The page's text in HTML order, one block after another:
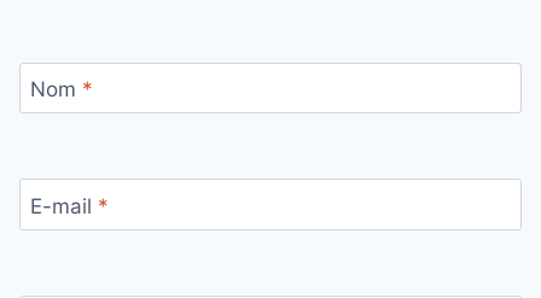
Nom *
E-mail *